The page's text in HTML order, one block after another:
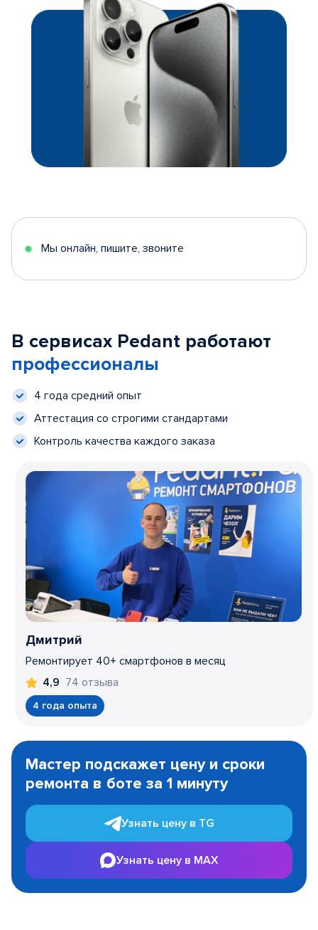
Мы онлайн, пишите, звоните
В сервисах Pedant работают
профессионалы
4 года средний опыт
Аттестация со строгими стандартами
Контроль качества каждого заказа
Дмитрий
Ремонтирует 40+ смартфонов в месяц
4,9 74 отзыва
4 года опыта
1
Мастер подскажет цену и сроки
ремонта в боте за 1 минуту
Узнать цену в TG
Узнать цену в MAX